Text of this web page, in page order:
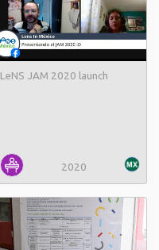
LeNS JAM 2020 launch
2020